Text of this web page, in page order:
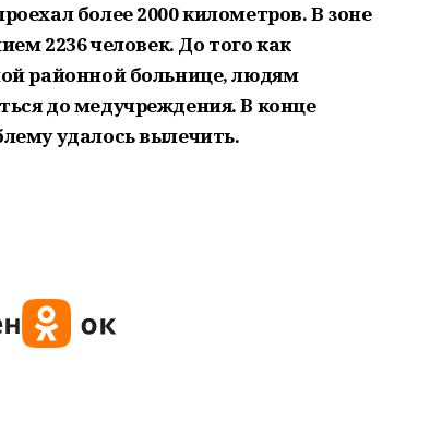
более 2000 километров. В зоне
2236 человек. До того как
районной больнице, людям
до медучреждения. В конце
удалось вылечить.